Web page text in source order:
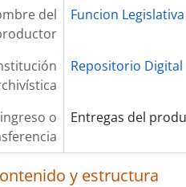
del
Funcion
Repositorio Digital
o
Entregas del
y estructura